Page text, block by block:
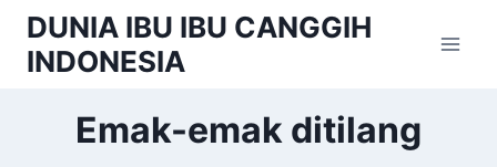
Skip
content
DUNIA IBU IBU CANGGIH
INDONESIA
Emak-emak ditilang